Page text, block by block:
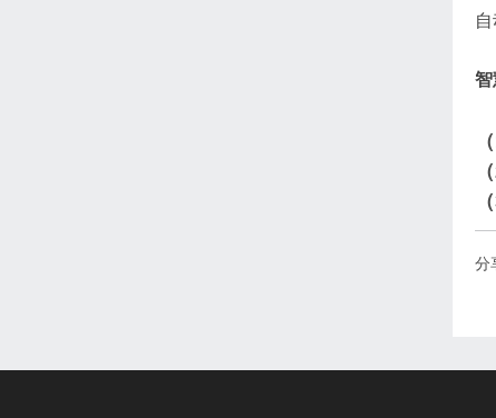
智
分